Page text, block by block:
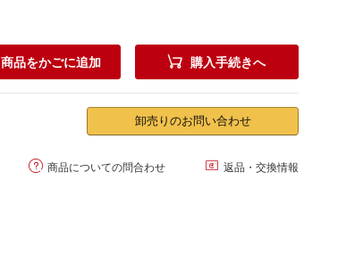
商品をかごに追加  購入手続きへ
卸売りのお問い合わせ
 商品についての問合わせ  返品・交換情報